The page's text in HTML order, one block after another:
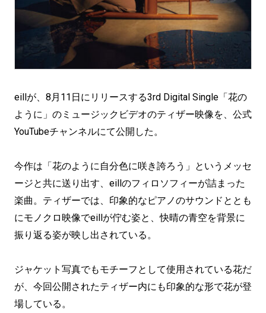
eillが、8月11日にリリースする3rd Digital Single「花の
ように」のミュージックビデオのティザー映像を、公式
YouTubeチャンネルにて公開した。
今作は「花のように自分色に咲き誇ろう」というメッセ
ージと共に送り出す、eillのフィロソフィーが詰まった
楽曲。ティザーでは、印象的なピアノのサウンドととも
にモノクロ映像でeillが佇む姿と、快晴の青空を背景に
振り返る姿が映し出されている。
ジャケット写真でもモチーフとして使用されている花だ
が、今回公開されたティザー内にも印象的な形で花が登
場している。